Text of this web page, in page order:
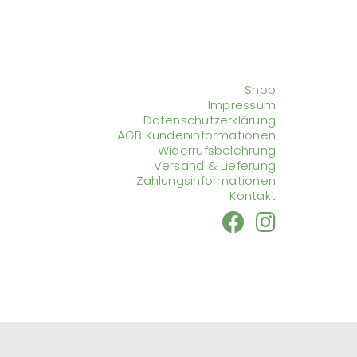
Shop
Impressum
Datenschutzerklärung
AGB Kundeninformationen
Widerrufsbelehrung
Versand & Lieferung
Zahlungsinformationen
Kontakt